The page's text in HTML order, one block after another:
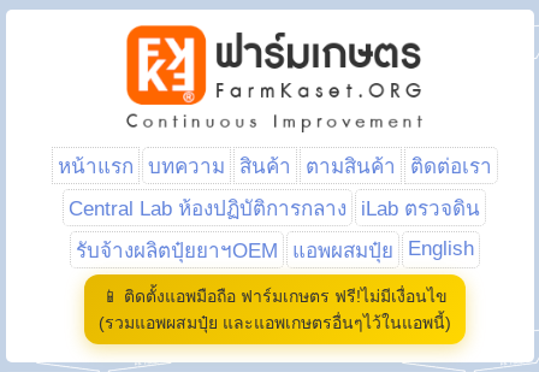
หน้าแรก บทความ สินค้า ตามสินค้า
ติดต่อเรา
Central Lab ห้องปฏิบัติการกลาง
iLab ตรวจดิน
รับจ้างผลิตปุ๋ยยาฯOEM
แอพผสมปุ๋ย English
📱 ติดตั้งแอพมือถือ ฟาร์มเกษตร ฟรี!ไม่มีเงื่อนไข
(รวมแอพผสมปุ๋ย และแอพเกษตรอื่นๆไว้ในแอพนี้)